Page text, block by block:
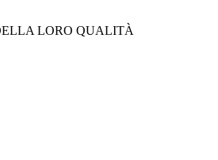
LORO QUALITÀ